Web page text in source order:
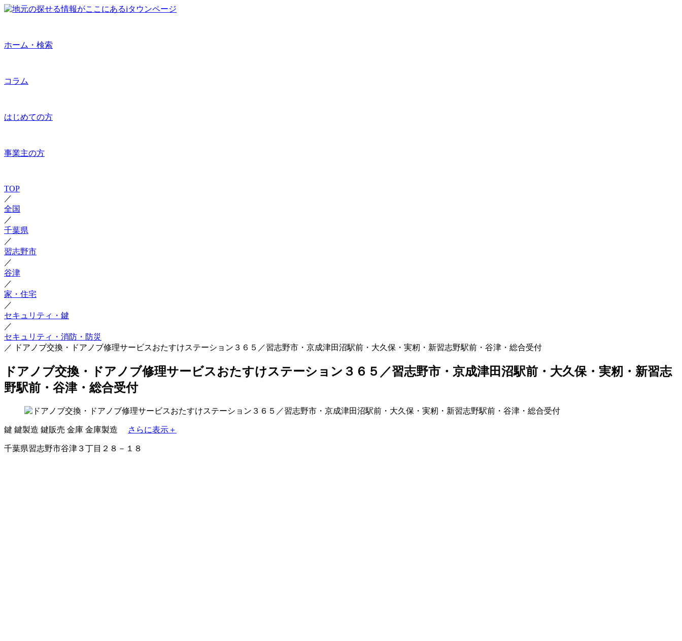
ホーム・検索
コラム
はじめての方
事業主の方
TOP
／
全国
／
千葉県
／
習志野市
／
谷津
／
家・住宅
／
セキュリティ・鍵
／
セキュリティ・消防・防災
／
ドアノブ交換・ドアノブ修理サービスおたすけステーション３６５／習志野市・京成津田沼駅前・大久保・実籾・新習志野駅前・谷津・総合受付
ドアノブ交換・ドアノブ修理サービスおたすけステーション３６５／習志野市・京成津田沼駅前・大久保・実籾・新習志
野駅前・谷津・総合受付
鍵 鍵製造 鍵販売 金庫 金庫製造 さらに表示＋
千葉県習志野市谷津３丁目２８－１８